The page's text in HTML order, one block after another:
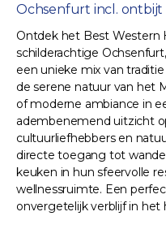
Ochsenfurt incl. ontbijt
Ontdek het Best Western
schilderachtige
een unieke mix van
de serene natuur van het
of moderne ambiance in
adembenemend uitzicht
cultuurliefhebbers en
directe toegang tot
keuken in hun sfeervolle
wellnessruimte. Een
onvergetelijk verblijf in het